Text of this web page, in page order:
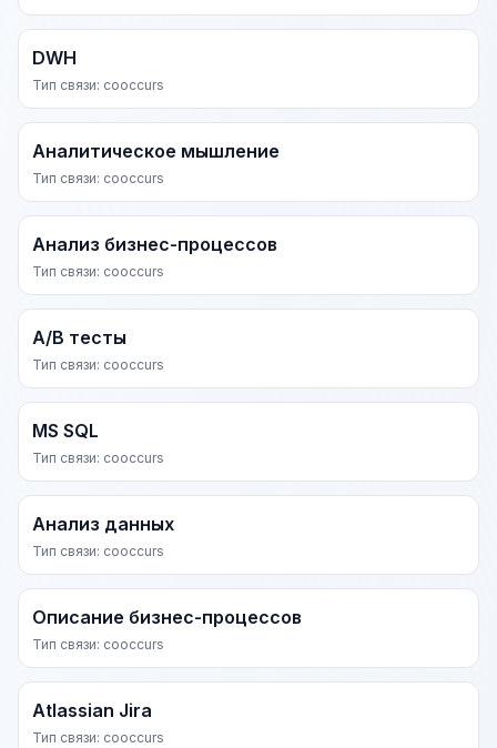
DWH
Тип связи: cooccurs
Аналитическое мышление
Тип связи: cooccurs
Анализ бизнес-процессов
Тип связи: cooccurs
A/B тесты
Тип связи: cooccurs
MS SQL
Тип связи: cooccurs
Анализ данных
Тип связи: cooccurs
Описание бизнес-процессов
Тип связи: cooccurs
Atlassian Jira
Тип связи: cooccurs